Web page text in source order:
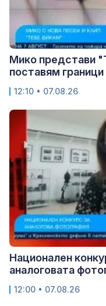
Мико представи
поставям
12:10 • 07.08.26
Национален
аналоговата
12:00 • 07.08.26